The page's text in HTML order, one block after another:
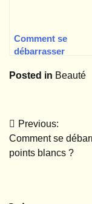
Comment se
débarrasser
seins masculins à
Posted in Beauté
Navigation
de
Previous:
Comment se
points blancs ?